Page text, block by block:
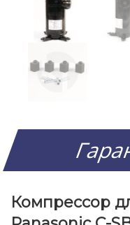
Компрессор